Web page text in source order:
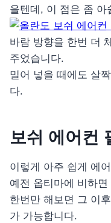
을텐데, 이 점은 좀 아
바람 방향을 한번 더
주었습니다.
밀어 넣을 때에도 살
다.
보쉬 에어컨
이렇게 아주 쉽게 에
예전 옵티마에 비하
한번만 해보면 그 이
가 가능합니다.